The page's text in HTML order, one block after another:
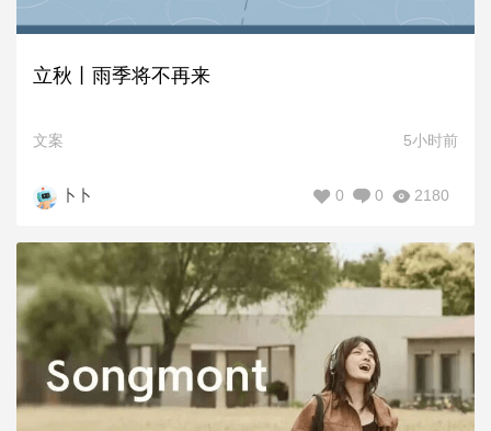
立秋丨雨季将不再来
文案 5小时前
卜卜 2180
0
0